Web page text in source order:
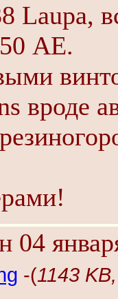
Laupa,
АЕ.
вроде
04
-(1143